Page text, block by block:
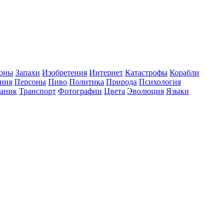
Запахи Изобретения Интернет Катастрофы Корабли
Персоны Пиво Политика Природа Психология
Транспорт Фотографии Цвета Эволюция Языки